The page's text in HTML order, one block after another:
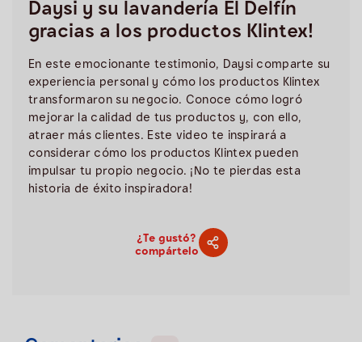
Daysi y su lavandería El Delfín
gracias a los productos Klintex!
En este emocionante testimonio, Daysi comparte su
experiencia personal y cómo los productos Klintex
transformaron su negocio. Conoce cómo logró
mejorar la calidad de tus productos y, con ello,
atraer más clientes. Este video te inspirará a
considerar cómo los productos Klintex pueden
impulsar tu propio negocio. ¡No te pierdas esta
historia de éxito inspiradora!
¿Te gustó?
compártelo